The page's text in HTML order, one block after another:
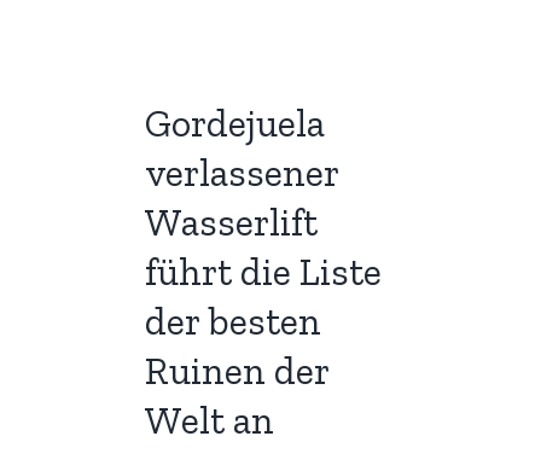
Gordejuela
verlassener
Wasserlift
führt die Liste
der besten
Ruinen der
Welt an